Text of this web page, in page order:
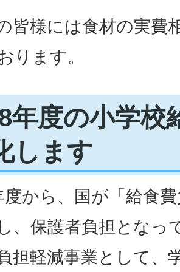
皆様には食材の実費
ります。
年度の小学校
します
度から、国が「給食
、保護者負担となっ
担軽減事業として、